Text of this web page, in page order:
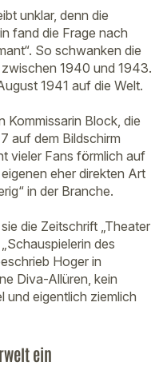
unklar, denn die
fand die Frage nach
So schwanken die
1940 und 1943.
1941 auf die Welt.
Kommissarin Block, die
auf dem Bildschirm
vieler Fans förmlich auf
eher direkten Art
in der Branche.
die Zeitschrift „Theater
des
Hoger in
Diva-Allüren, kein
und eigentlich ziemlich
ein